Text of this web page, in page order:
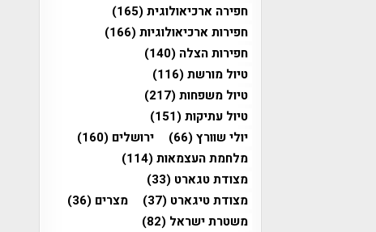
חפירה ארכיאולוגית(165)
חפירות ארכיאולוגיות(166)
חפירות הצלה (140)
טיול מורשת(116)
טיול משפחות(217)
טיול עתיקות(151)
יולי שוורץ(66) ירושלים (160)
מלחמת העצמאות(114)
מצודת טגארט (33)
מצודת טיגארט (37) מצרים (36)
משטרת ישראל (82)